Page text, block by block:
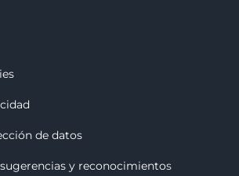
de datos
y reconocimientos